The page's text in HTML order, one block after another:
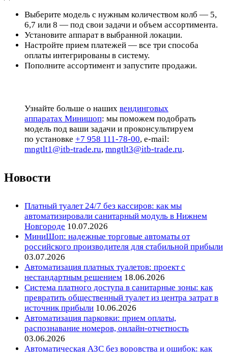
Выберите модель с нужным количеством колб — 5,
6,7 или 8 — под свои задачи и объем ассортимента.
Установите аппарат в выбранной локации.
Настройте прием платежей — все три способа
оплаты интегрированы в систему.
Пополните ассортимент и запустите продажи.
Узнайте больше о наших вендинговых
аппаратах Минишоп: мы поможем подобрать
модель под ваши задачи и проконсультируем
по установке +7 958 111-78-00, e-mail:
mngtlt1@itb-trade.ru, mngtlt3@itb-trade.ru.
Новости
Платный туалет 24/7 без кассиров: как мы
автоматизировали санитарный модуль в Нижнем
Новгороде 10.07.2026
МиниШоп: надежные торговые автоматы от
российского производителя для стабильной прибыли
03.07.2026
Автоматизация платных туалетов: проект с
нестандартным решением 18.06.2026
Система платного доступа в санитарные зоны: как
превратить общественный туалет из центра затрат в
источник прибыли 10.06.2026
Автоматизация парковки: прием оплаты,
распознавание номеров, онлайн-отчетность
03.06.2026
Автоматическая АЗС без воровства и ошибок: как